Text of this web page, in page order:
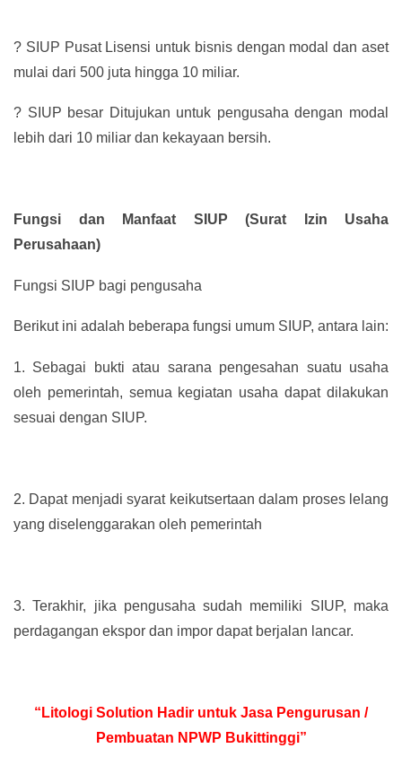
? SIUP Pusat Lisensi untuk bisnis dengan modal dan aset
mulai dari 500 juta hingga 10 miliar.
? SIUP besar Ditujukan untuk pengusaha dengan modal
lebih dari 10 miliar dan kekayaan bersih.
Fungsi dan Manfaat SIUP (Surat Izin Usaha
Perusahaan)
Fungsi SIUP bagi pengusaha
Berikut ini adalah beberapa fungsi umum SIUP, antara lain:
1. Sebagai bukti atau sarana pengesahan suatu usaha
oleh pemerintah, semua kegiatan usaha dapat dilakukan
sesuai dengan SIUP.
2. Dapat menjadi syarat keikutsertaan dalam proses lelang
yang diselenggarakan oleh pemerintah
3. Terakhir, jika pengusaha sudah memiliki SIUP, maka
perdagangan ekspor dan impor dapat berjalan lancar.
“Litologi Solution Hadir untuk Jasa Pengurusan /
Pembuatan NPWP Bukittinggi”